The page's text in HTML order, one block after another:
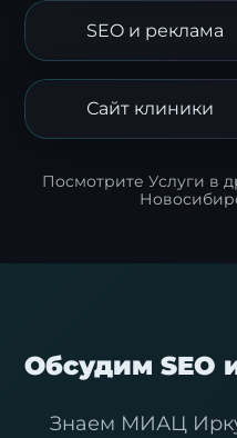
SEO и реклама
Сайт клиники
Посмотрите Услуги в
Обсудим SEO
Знаем МИАЦ